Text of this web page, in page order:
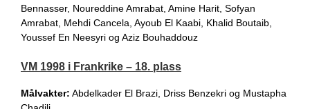
Bennasser, Noureddine Amrabat, Amine Harit, Sofyan
Amrabat, Mehdi Cancela, Ayoub El Kaabi, Khalid Boutaib,
Youssef En Neesyri og Aziz Bouhaddouz
VM 1998 i Frankrike – 18. plass
Målvakter: Abdelkader El Brazi, Driss Benzekri og Mustapha